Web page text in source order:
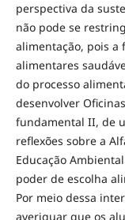
perspectiva da
não pode se
alimentação, pois a
alimentares
do processo
desenvolver
fundamental II, de
reflexões sobre a
Educação
poder de escolha
Por meio dessa
averiguar que os